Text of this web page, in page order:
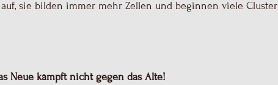
sie bilden immer mehr Zellen und beginnen viele Cluster
Neue kämpft nicht gegen das Alte!